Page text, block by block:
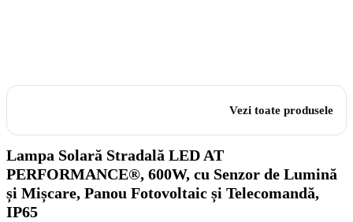
Vezi toate produsele
Lampa Solară Stradală LED AT
PERFORMANCE®, 600W, cu Senzor de Lumină
și Mișcare, Panou Fotovoltaic și Telecomandă,
IP65